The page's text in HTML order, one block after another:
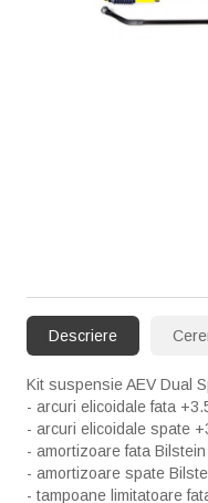
Descriere
Kit suspensie AEV Dual
- arcuri elicoidale fata
- arcuri elicoidale spate
- amortizoare fata
- amortizoare spate
- tampoane limitatoare